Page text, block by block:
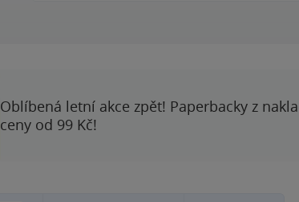
Oblíbená letní akce zpět! Paperbacky z
ceny od 99 Kč!